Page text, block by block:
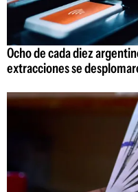
Ocho de cada diez
extracciones se